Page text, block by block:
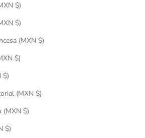
Guadalupe (MXN $)
Guatemala (MXN $)
Guayana Francesa (MXN $)
Guernesey (MXN $)
Guinea (MXN $)
Guinea Ecuatorial (MXN $)
Guinea-Bisáu (MXN $)
Guyana (MXN $)